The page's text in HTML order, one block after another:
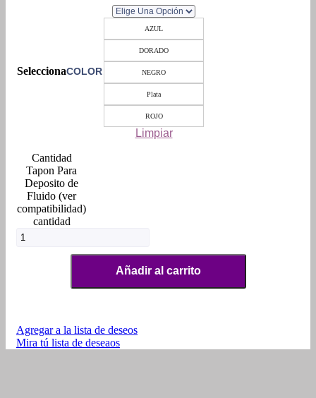
COLOR
AZUL
DORADO
NEGRO
Plata
ROJO
Limpiar
Tapon Para
Deposito de
Fluido (ver
compatibilidad)
cantidad
Añadir al carrito
Agregar a la lista de deseos
Mira tú lista de deseaos